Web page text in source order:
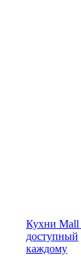
Кухни Mall
доступный
каждому